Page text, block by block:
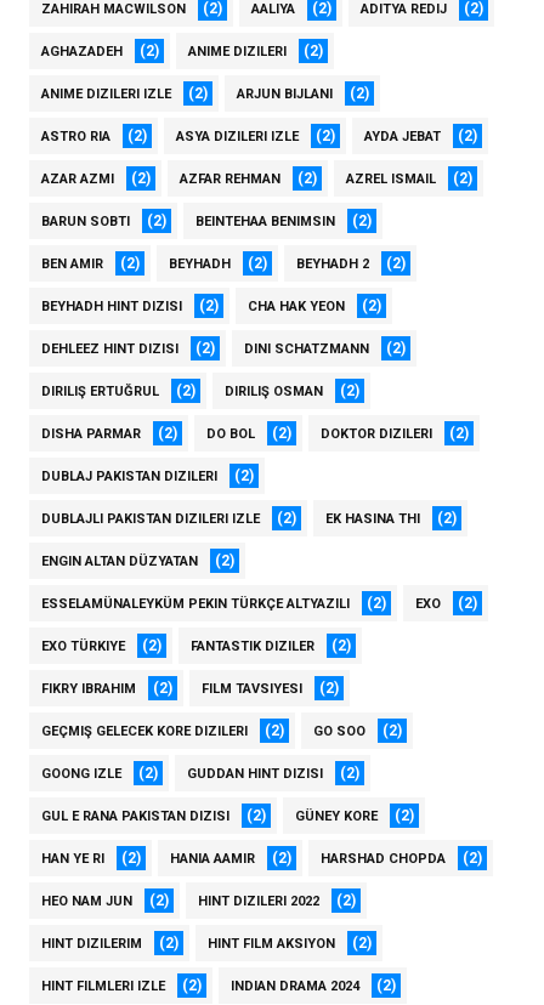
ZAHIRAH MACWILSON (2) AALIYA (2) ADITYA REDIJ (2)
AGHAZADEH (2) ANIME DIZILERI (2)
ANIME DIZILERI IZLE (2) ARJUN BIJLANI (2)
ASTRO RIA (2) ASYA DIZILERI IZLE (2) AYDA JEBAT (2)
AZAR AZMI (2) AZFAR REHMAN (2) AZREL ISMAIL (2)
BARUN SOBTI (2) BEINTEHAA BENIMSIN (2)
BEN AMIR (2) BEYHADH (2) BEYHADH 2 (2)
BEYHADH HINT DIZISI (2) CHA HAK YEON (2)
DEHLEEZ HINT DIZISI (2) DINI SCHATZMANN (2)
DIRILIŞ ERTUĞRUL (2) DIRILIŞ OSMAN (2)
DISHA PARMAR (2) DO BOL (2) DOKTOR DIZILERI (2)
DUBLAJ PAKISTAN DIZILERI (2)
DUBLAJLI PAKISTAN DIZILERI IZLE (2) EK HASINA THI (2)
ENGIN ALTAN DÜZYATAN (2)
ESSELAMÜNALEYKÜM PEKIN TÜRKÇE ALTYAZILI (2) EXO (2)
EXO TÜRKIYE (2) FANTASTIK DIZILER (2)
FIKRY IBRAHIM (2) FILM TAVSIYESI (2)
GEÇMIŞ GELECEK KORE DIZILERI (2) GO SOO (2)
GOONG IZLE (2) GUDDAN HINT DIZISI (2)
GUL E RANA PAKISTAN DIZISI (2) GÜNEY KORE (2)
HAN YE RI (2) HANIA AAMIR (2) HARSHAD CHOPDA (2)
HEO NAM JUN (2) HINT DIZILERI 2022 (2)
HINT DIZILERIM (2) HINT FILM AKSIYON (2)
HINT FILMLERI IZLE (2) INDIAN DRAMA 2024 (2)